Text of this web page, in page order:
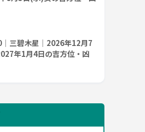
｜三碧木星｜2026年12月7
年1月4日の吉方位・凶